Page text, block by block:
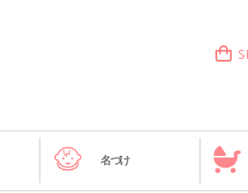
名づけ